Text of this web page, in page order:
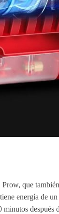
que
energía de